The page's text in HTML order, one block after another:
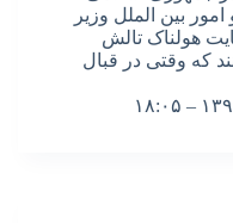
بین الملل وزیر
هولناک تالش
که وقتی در قبال